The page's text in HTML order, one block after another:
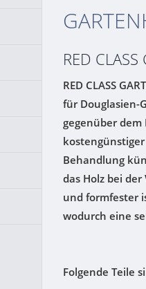
RED
RED CLASS
für Douglasien-
gegenüber dem
Behandlung
das Holz bei
und formfester
wodurch eine
Folgende Teile